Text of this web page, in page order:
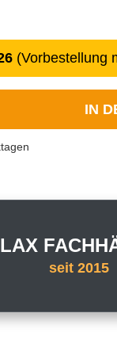
(Vorbestellung
IN
seit 2015